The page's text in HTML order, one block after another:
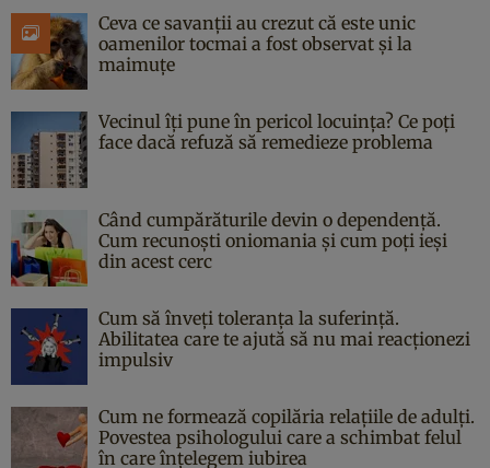
Ceva ce savanții au crezut că este unic
oamenilor tocmai a fost observat și la
maimuțe
Vecinul îți pune în pericol locuința? Ce poți
face dacă refuză să remedieze problema
Când cumpărăturile devin o dependență.
Cum recunoști oniomania și cum poți ieși
din acest cerc
Cum să înveți toleranța la suferință.
Abilitatea care te ajută să nu mai reacționezi
impulsiv
Cum ne formează copilăria relațiile de adulți.
Povestea psihologului care a schimbat felul
în care înțelegem iubirea